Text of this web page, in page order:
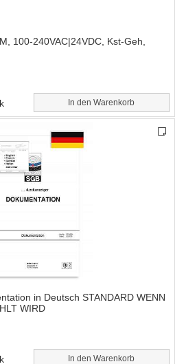
100-240VAC|24VDC, Kst-Geh,
In den Warenkorb
in Deutsch STANDARD WENN
WIRD
In den Warenkorb